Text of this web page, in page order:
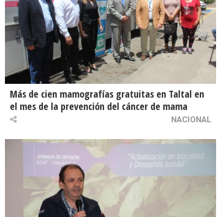
Más de cien mamografías gratuitas en Taltal en
el mes de la prevención del cáncer de mama
NACIONAL